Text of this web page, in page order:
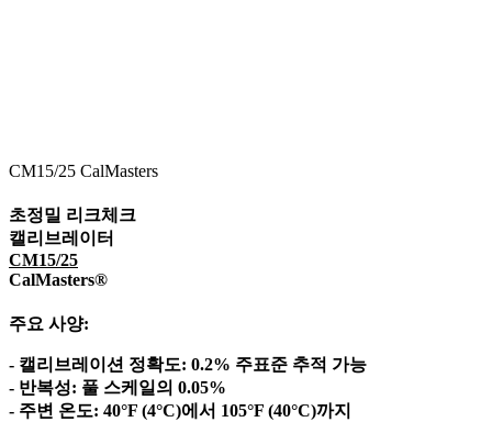
CM15/25 CalMasters​
초정밀 리크체크
캘리브레이터
CM15/25
CalMasters®
주요 사양:
- 캘리브레이션 정확도: 0.2% 주표준 추적 가능
- 반복성: 풀 스케일의 0.05%
- 주변 온도: 40°F (4°C)에서 105°F (40°C)까지